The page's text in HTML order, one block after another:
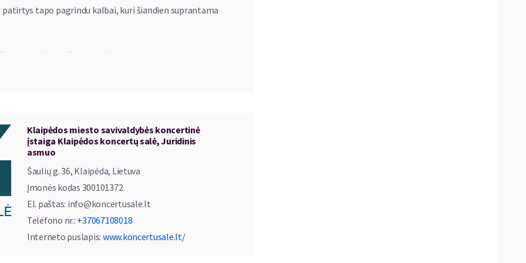
tapo pagrindu kalbai, kuri šiandien suprantama
muzikoje galima atrasti jam artimų idėjų. Johanno
Schnittke's sonatoje – skirtingų muzikinių pasaulių
išgirsti tai, kas slypi tarp jų.
– estų kompozitoriaus Arvo Pärto sukurtas ir 1976
asketiškumas, lėtas tempas ir skaidrus skambesys
Klaipėdos miesto savivaldybės koncertinė
įstaiga Klaipėdos koncertų salė, Juridinis
asmuo
Šaulių g. 36, Klaipėda, Lietuva
Įmonės kodas 300101372
El. paštas: info@koncertusale.lt
Telefono nr.: +37067108018
Interneto puslapis: www.koncertusale.lt/